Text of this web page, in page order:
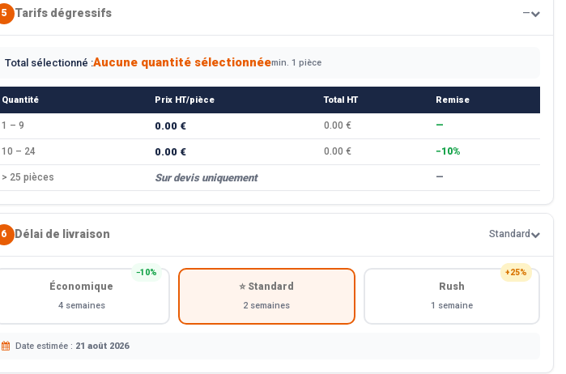
5 Tarifs dégressifs —
Total sélectionné :Aucune quantité sélectionnéemin. 1 pièce
Quantité Prix HT/pièce Total HT Remise
1 – 9 0.00 € 0.00 € —
10 – 24 0.00 € 0.00 € −10%
> 25 pièces Sur devis uniquement —
6 Délai de livraison Standard
−10%
Économique
4 semaines
⭐ Standard
2 semaines
+25%
Rush
1 semaine
Date estimée : 21 août 2026